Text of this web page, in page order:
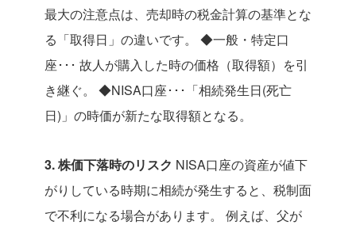
最大の注意点は、売却時の税金計算の基準とな
る「取得日」の違いです。
◆一般・特定口
座･･･ 故人が購入した時の価格（取得額）を引
き継ぐ。
◆NISA口座･･･「相続発生日(死亡
日)」の時価が新たな取得額となる。
3. 株価下落時のリスク NISA口座の資産が値下
がりしている時期に相続が発生すると、税制面
で不利になる場合があります。
例えば、父が